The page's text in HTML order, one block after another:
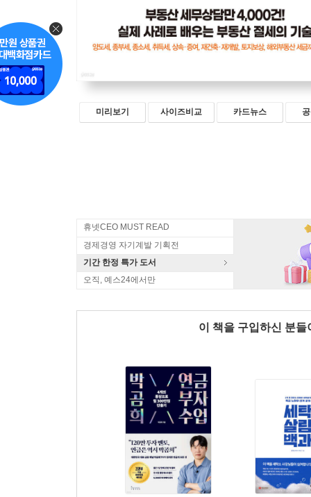
미리보기 사이즈비교 카드뉴스
휴넷CEO MUST READ
경제경영 자기계발 기획전
기간 한정 특가 도서
오직, 예스24에서만
이 책을 구입하신 분